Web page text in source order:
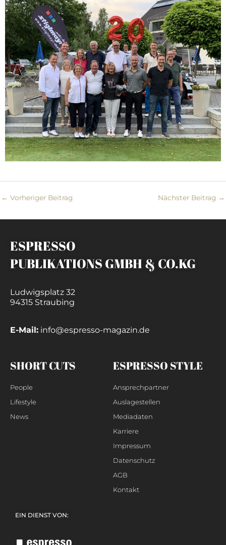
← Vorheriger Beitrag Nächster Beitrag →
ESPRESSO
PUBLIKATIONS GMBH & CO.KG
Ludwigsplatz 32
94315 Straubing
E-Mail: info@espresso-magazin.de
SHORT CUTS
People
Lifestyle
News
ESPRESSO STYLE
Ansprechpartner
Auslagestellen
Mediadaten
Karriere
Impressum
Datenschutz
AGB
Kontakt
EIN DIENST VON: